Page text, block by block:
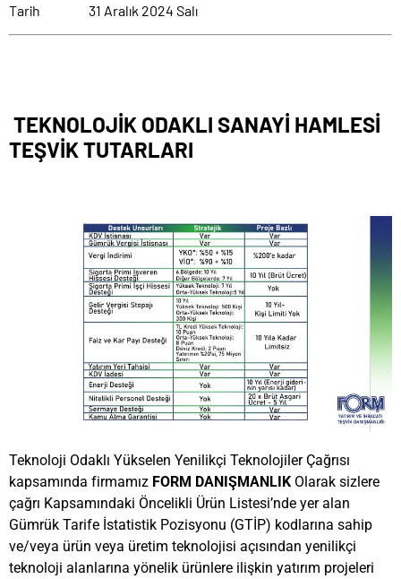
Tarih 31 Aralık 2024 Salı
TEKNOLOJİK ODAKLI SANAYİ HAMLESİ
TEŞVİK TUTARLARI
Teknoloji Odaklı Yükselen Yenilikçi Teknolojiler Çağrısı
kapsamında firmamız FORM DANIŞMANLIK Olarak sizlere
çağrı Kapsamındaki Öncelikli Ürün Listesi’nde yer alan
Gümrük Tarife İstatistik Pozisyonu (GTİP) kodlarına sahip
ve/veya ürün veya üretim teknolojisi açısından yenilikçi
teknoloji alanlarına yönelik ürünlere ilişkin yatırım projeleri